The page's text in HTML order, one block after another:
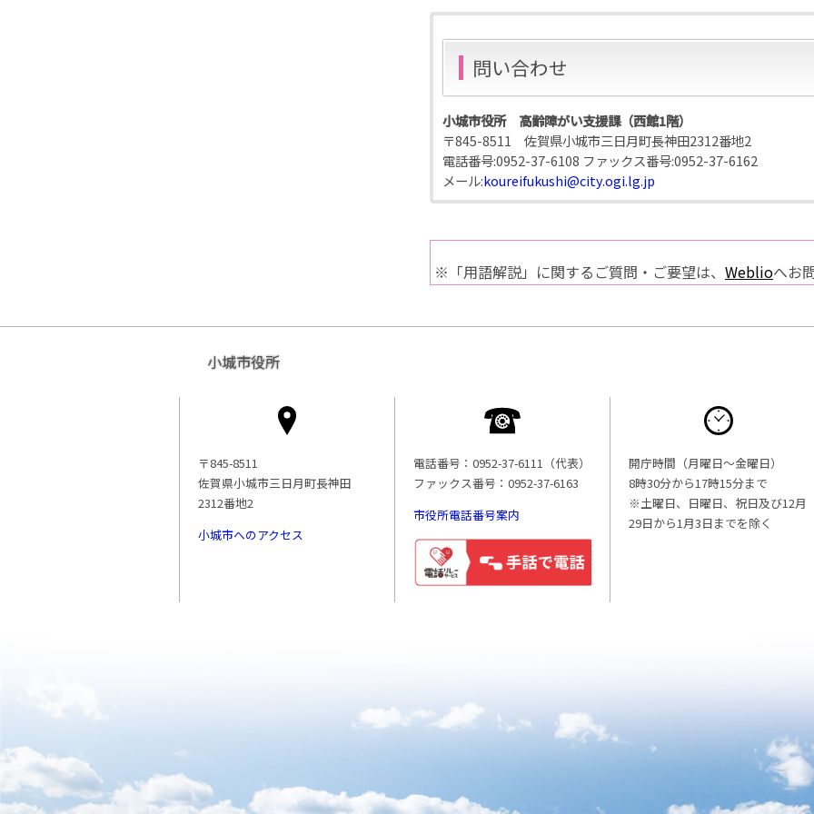
問い合わせ
小城市役所 高齢障がい支援課（西館1階）
〒845-8511 佐賀県小城市三日月町長神田2312番地2
電話番号:0952-37-6108 ファックス番号:0952-37-6162
メール:koureifukushi@city.ogi.lg.jp
※「用語解説」に関するご質問・ご要望は、 Weblioへお
小城市役所
〒845-8511
佐賀県小城市三日月町長神田
2312番地2
小城市へのアクセス
電話番号：0952-37-6111（代表）
ファックス番号：0952-37-6163
市役所電話番号案内
開庁時間（月曜日〜金曜日）
8時30分から17時15分まで
※土曜日、日曜日、祝日及び12月
29日から1月3日までを除く